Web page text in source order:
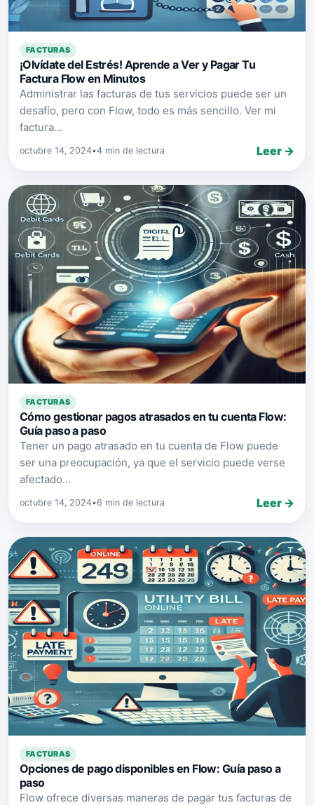
FACTURAS
¡Olvídate del Estrés! Aprende a Ver y Pagar Tu
Factura Flow en Minutos
Administrar las facturas de tus servicios puede ser un
desafío, pero con Flow, todo es más sencillo. Ver mi
factura...
octubre 14, 2024•4 min de lectura Leer →
FACTURAS
Cómo gestionar pagos atrasados en tu cuenta Flow:
Guía paso a paso
Tener un pago atrasado en tu cuenta de Flow puede
ser una preocupación, ya que el servicio puede verse
afectado...
octubre 14, 2024•6 min de lectura Leer →
FACTURAS
Opciones de pago disponibles en Flow: Guía paso a
paso
Flow ofrece diversas maneras de pagar tus facturas de